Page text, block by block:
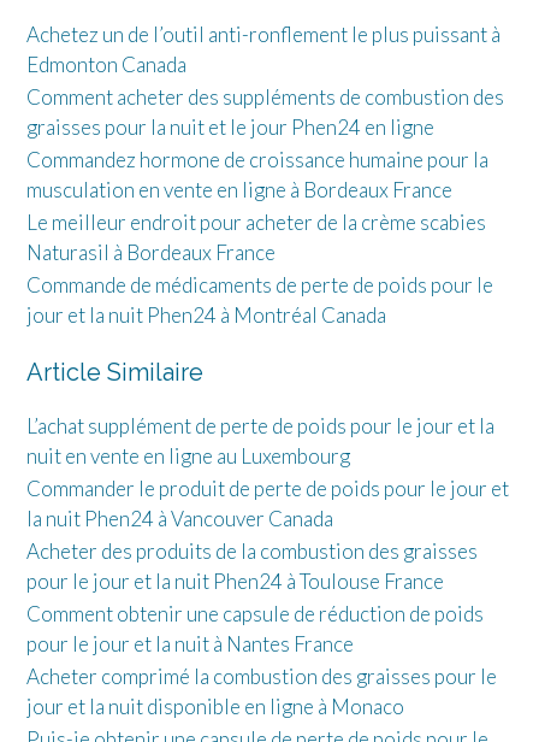
Achetez un de l’outil anti-ronflement le plus puissant à
Edmonton Canada
Comment acheter des suppléments de combustion des
graisses pour la nuit et le jour Phen24 en ligne
Commandez hormone de croissance humaine pour la
musculation en vente en ligne à Bordeaux France
Le meilleur endroit pour acheter de la crème scabies
Naturasil à Bordeaux France
Commande de médicaments de perte de poids pour le
jour et la nuit Phen24 à Montréal Canada
Article Similaire
L’achat supplément de perte de poids pour le jour et la
nuit en vente en ligne au Luxembourg
Commander le produit de perte de poids pour le jour et
la nuit Phen24 à Vancouver Canada
Acheter des produits de la combustion des graisses
pour le jour et la nuit Phen24 à Toulouse France
Comment obtenir une capsule de réduction de poids
pour le jour et la nuit à Nantes France
Acheter comprimé la combustion des graisses pour le
jour et la nuit disponible en ligne à Monaco